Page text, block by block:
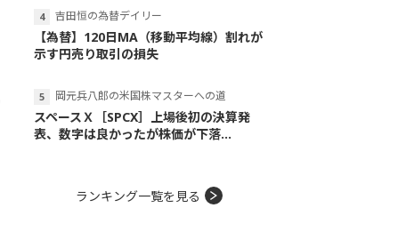
吉田恒の為替デイリー
【為替】120日MA（移動平均線）割れが
示す円売り取引の損失
岡元兵八郎の米国株マスターへの道
スペースＸ［SPCX］上場後初の決算発
表、数字は良かったが株価が下落...
ランキング一覧を見る